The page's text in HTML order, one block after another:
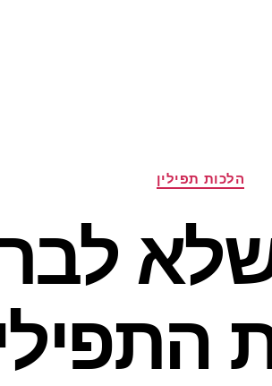
קטגוריות
הלכות תפילין